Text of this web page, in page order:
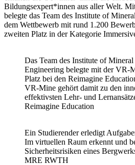
Bildungsexpert*innen aus aller Welt.
belegte das Team des Institute of
dem Wettbewerb mit rund 1.200
zweiten Platz in der Kategorie
Das Team des Institute of Mineral
Engineering belegte mit der VR-
Platz bei den Reimagine
VR-Mine gehört damit zu den
effektivsten Lehr- und
Reimagine Education
Ein Studierender erledigt
Im virtuellen Raum erkennt und
Sicherheitsrisiken eines
MRE RWTH